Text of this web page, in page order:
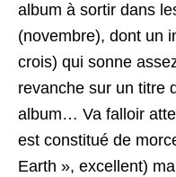
album à sortir dans
(novembre), dont un
crois) qui sonne
revanche sur un titre
album… Va falloir
est constitué de
Earth », excellent)